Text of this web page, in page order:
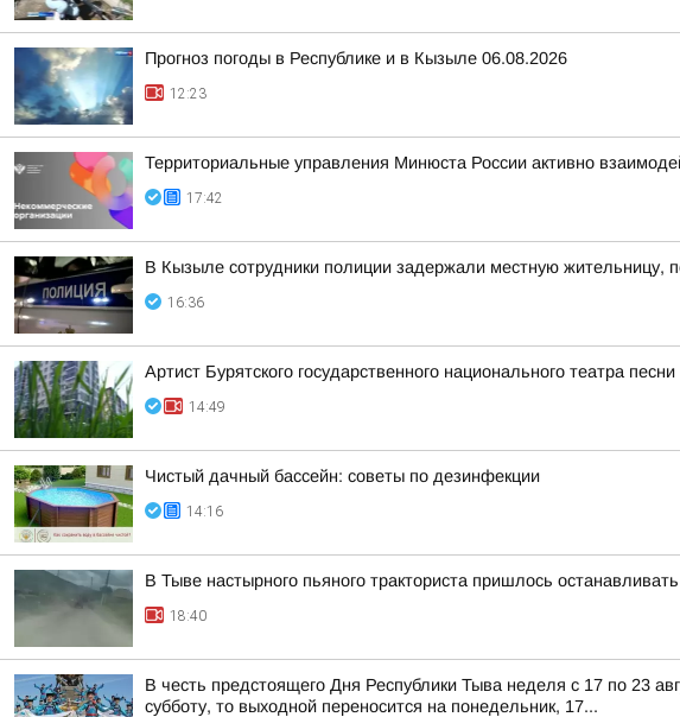
Прогноз погоды в Республике и в Кызыле 06.08.2026
12:23
Территориальные управления Минюста России активно
17:42
В Кызыле сотрудники полиции задержали местную жительницу,
16:36
Артист Бурятского государственного национального театра
14:49
Чистый дачный бассейн: советы по дезинфекции
14:16
В Тыве настырного пьяного тракториста пришлось
18:40
В честь предстоящего Дня Республики Тыва неделя с 17 по 23
субботу, то выходной переносится на понедельник, 17...